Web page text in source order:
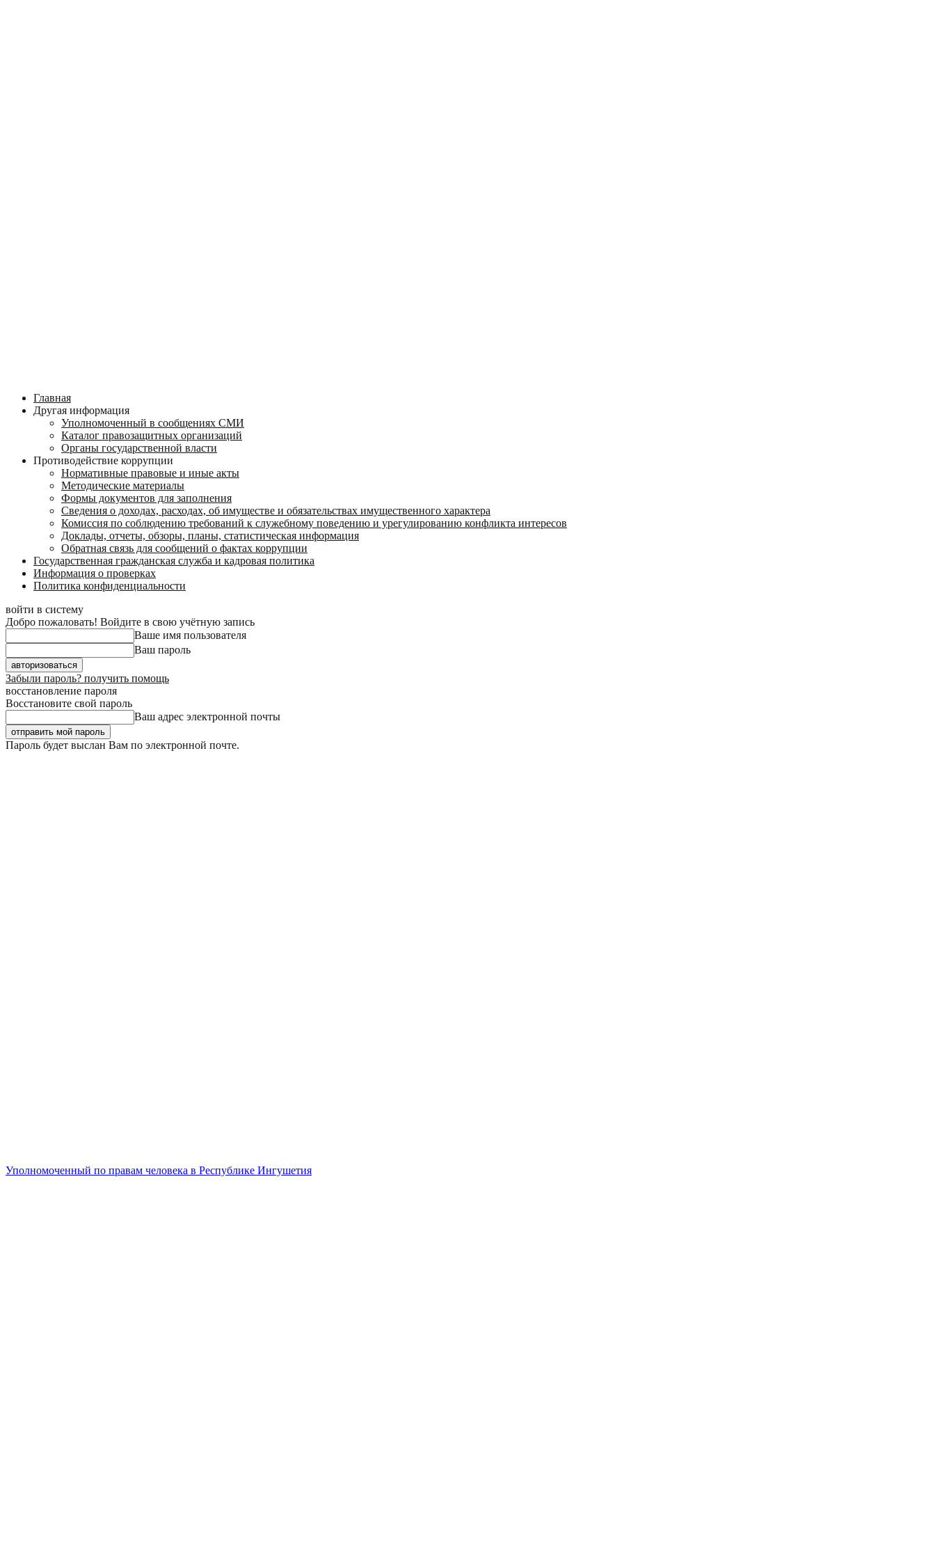
Главная
Другая информация
Уполномоченный в сообщениях СМИ
Каталог правозащитных организаций
Органы государственной власти
Противодействие коррупции
Нормативные правовые и иные акты
Методические материалы
Формы документов для заполнения
Сведения о доходах, расходах, об имуществе и обязательствах имущественного характера
Комиссия по соблюдению требований к служебному поведению и урегулированию конфликта интересов
Доклады, отчеты, обзоры, планы, статистическая информация
Обратная связь для сообщений о фактах коррупции
Государственная гражданская служба и кадровая политика
Информация о проверках
Политика конфиденциальности
войти в систему
Добро пожаловать! Войдите в свою учётную запись
Ваше имя пользователя
Ваш пароль
Забыли пароль? получить помощь
восстановление пароля
Восстановите свой пароль
Ваш адрес электронной почты
Пароль будет выслан Вам по электронной почте.
Уполномоченный по правам человека в Республике Ингушетия